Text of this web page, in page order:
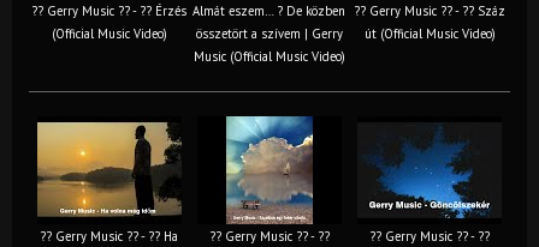
?? Gerry Music ?? - ?? Érzés
(Official Music Video)
Almát eszem… ? De közben
összetört a szívem | Gerry
Music (Official Music Video)
?? Gerry Music ?? - ?? Száz
út (Official Music Video)
?? Gerry Music ?? - ?? Ha
?? Gerry Music ?? - ??
?? Gerry Music ?? - ??